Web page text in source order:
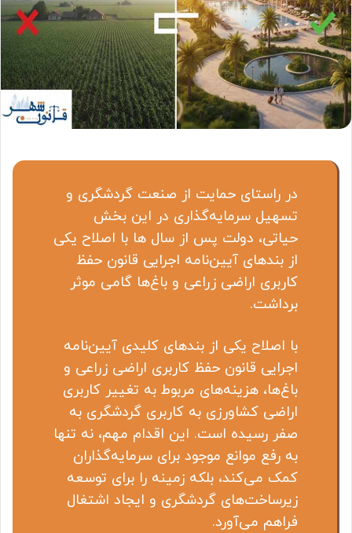
در راستای حمایت از صنعت گردشگری و
تسهیل سرمایه‌گذاری در این بخش
حیاتی، دولت پس از سال ها با اصلاح یکی
از بندهای آیین‌نامه اجرایی قانون حفظ
کاربری اراضی زراعی و باغ‌ها گامی موثر
برداشت.
با اصلاح یکی از بندهای کلیدی آیین‌نامه
اجرایی قانون حفظ کاربری اراضی زراعی و
باغ‌ها، هزینه‌های مربوط به تغییر کاربری
اراضی کشاورزی به کاربری گردشگری به
صفر رسیده است. این اقدام مهم، نه تنها
به رفع موانع موجود برای سرمایه‌گذاران
کمک می‌کند، بلکه زمینه را برای توسعه
زیرساخت‌های گردشگری و ایجاد اشتغال
فراهم می‌آورد.